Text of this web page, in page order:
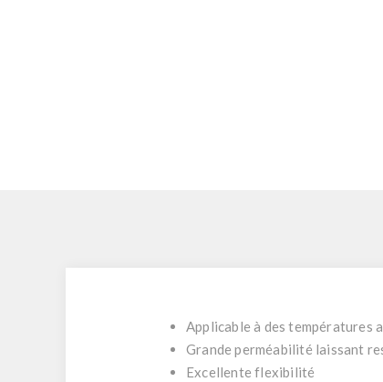
Applicable à des températures
Grande perméabilité laissant
Excellente flexibilité